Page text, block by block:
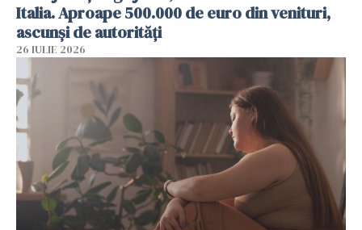
Italia. Aproape 500.000 de euro din venituri,
ascunși de autorități
26 IULIE 2026